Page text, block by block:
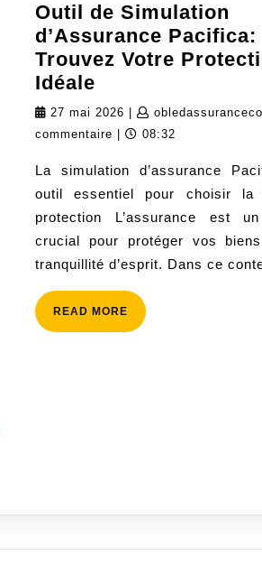
Outil de Simulation
d’Assurance Pacifica:
Trouvez Votre
Idéale
de
Simulation
Pacifica:
Trouvez
Votre
Protection
Idéale
27 mai 2026 27
mai
commentaire
08:32
La simulation d’assurance
outil essentiel pour choisir la
protection L’assurance est
crucial pour protéger vos
tranquillité d’esprit. Dans ce
READ MORE READ
MORE